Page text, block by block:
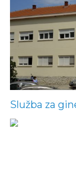
Služba za